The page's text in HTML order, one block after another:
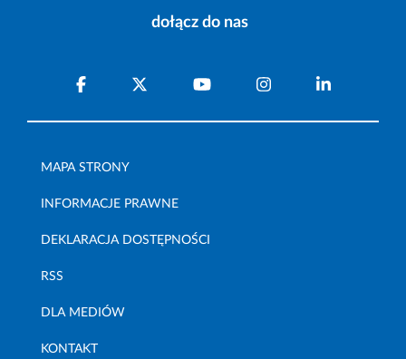
dołącz do nas
MAPA STRONY
INFORMACJE PRAWNE
DEKLARACJA DOSTĘPNOŚCI
RSS
DLA MEDIÓW
KONTAKT